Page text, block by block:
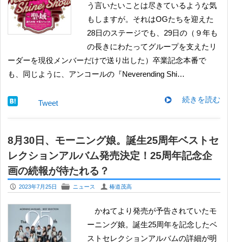
う言いたいことは尽きているような気
もしますが。それはOGたちを迎えた
28日のステージでも、29日の（９年も
の長きにわたってグループを支えたリ
ーダーを現役メンバーだけで送り出した）卒業記念本番で
も、同じように、アンコールの『Neverending Shi…
続きを読む
Tweet
8月30日、モーニング娘。誕生25周年ベストセ
レクションアルバム発売決定！25周年記念企
画の続報が待たれる？
P 2023年7月25日 F ニュース U 椿道茂高
かねてより発売が予告されていたモ
ーニング娘。誕生25周年を記念したベ
ストセレクションアルバムの詳細が明